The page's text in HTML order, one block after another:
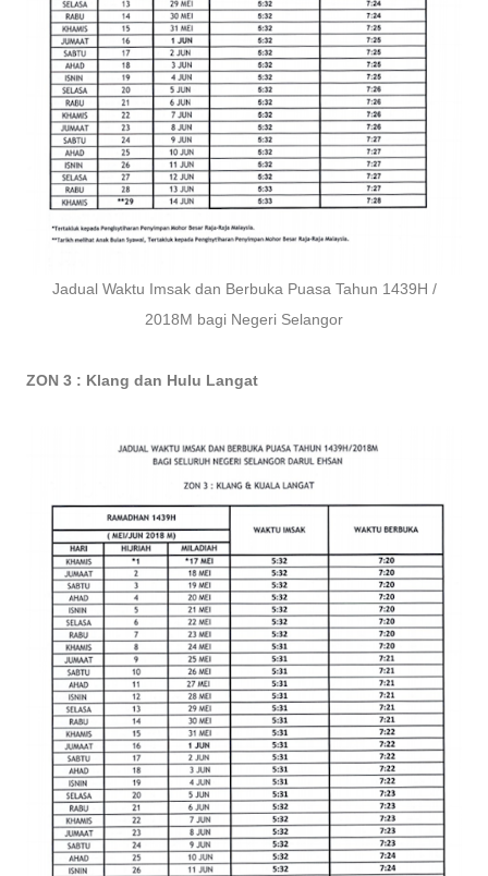
Jadual Waktu Imsak dan Berbuka Puasa Tahun 1439H /
2018M bagi Negeri Selangor
ZON 3 : Klang dan Hulu Langat